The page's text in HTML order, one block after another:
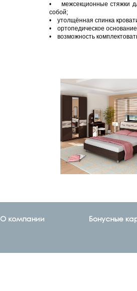
• межсекционные стяжки
собой;
• утолщённая спинка
• ортопедическое
• возможность
О компании Бонусные